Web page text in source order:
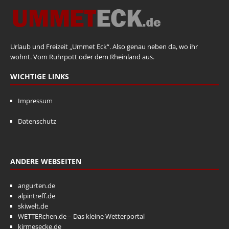
Urlaub und Freizeit „Ummet Eck“. Also genau neben da, wo ihr
wohnt. Vom Ruhrpott oder dem Rheinland aus.
WICHTIGE LINKS
Impressum
Datenschutz
ANDERE WEBSEITEN
angurten.de
alpintreff.de
skiwelt.de
WETTERchen.de – Das kleine Wetterportal
kirmesecke.de